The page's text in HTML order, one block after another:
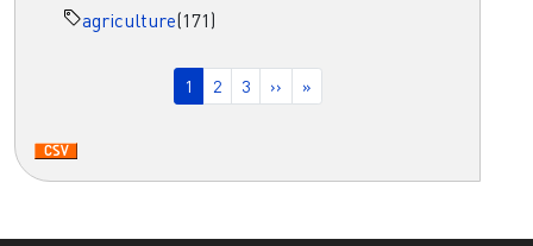
agriculture(171)
Page courante
1 Page
2 Page
3 Page suivante
›› Dernière page
»